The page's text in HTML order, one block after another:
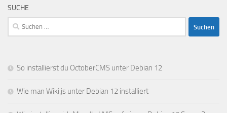
SUCHE
Suchen
nach:
So installierst du OctoberCMS unter Debian 12
Wie man Wiki.js unter Debian 12 installiert